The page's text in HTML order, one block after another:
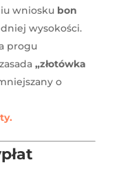
wniosku bon
wysokości.
progu
„złotówka
o